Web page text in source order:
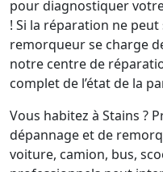
pour diagnostiquer
! Si la réparation ne
remorqueur se charge
notre centre de
complet de l’état de la
Vous habitez à Stains ?
dépannage et de
voiture, camion, bus,